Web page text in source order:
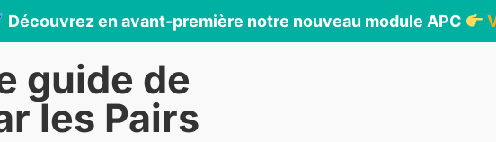
Découvrez en avant-première notre nouveau module APC
guide de
les Pairs